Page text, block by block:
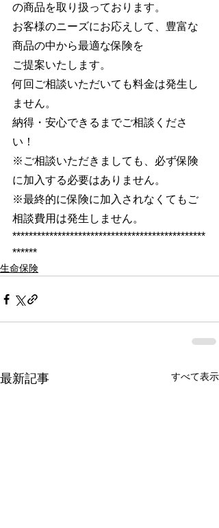
の商品を取り扱っております。
​お客様のニーズにお応えして、豊富な
商品の中から最適な保険を
ご提案いたします。
何回ご相談いただいても料金は発生し
ません。
納得・安心できるまでご相談くださ
い！
※ご相談いただきましても、必ず保険
に加入する必要はありません。
※最終的に保険に加入されなくてもご
相談費用は発生しません。
***********************************************
******
生命保険
最新記事 すべて表示